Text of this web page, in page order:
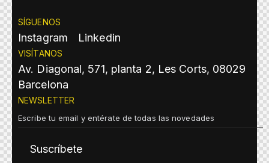
SÍGUENOS
Instagram Linkedin
VISÍTANOS
Av. Diagonal, 571, planta 2, Les Corts, 08029
Barcelona
NEWSLETTER
Suscríbete